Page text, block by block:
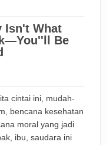
cintai ini, mudah-
bencana kesehatan
moral yang jadi
ibu, saudara ini